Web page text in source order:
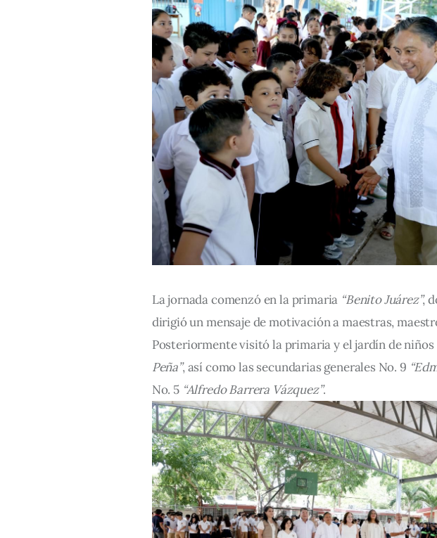
La jornada comenzó en la primaria “Benito Juárez”,
dirigió un mensaje de motivación a maestras,
Posteriormente visitó la primaria y el jardín de niños
Peña”, así como las secundarias generales No. 9
No. 5 “Alfredo Barrera Vázquez”.